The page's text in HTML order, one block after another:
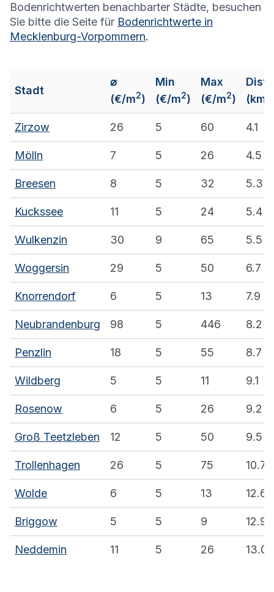
Bodenrichtwerten benachbarter Städte, besuchen
Sie bitte die Seite für Bodenrichtwerte in
Mecklenburg-Vorpommern.
Stadt
⌀
(€/m2)
Min
(€/m2)
Max
(€/m2)
(km)
Zirzow 26 5 60 4.1
Mölln 7 5 26 4.5
Breesen 8 5 32 5.3
Kuckssee 11 5 24 5.4
Wulkenzin 30 9 65 5.5
Woggersin 29 5 50 6.7
Knorrendorf 6 5 13 7.9
Neubrandenburg 98 5 446 8.2
Penzlin 18 5 55 8.7
Wildberg 5 5 11 9.1
Rosenow 6 5 26 9.2
Groß Teetzleben 12 5 50 9.5
Trollenhagen 26 5 75 10.7
Wolde 6 5 13 12.6
Briggow 5 5 9 12.9
Neddemin 11 5 26 13.0